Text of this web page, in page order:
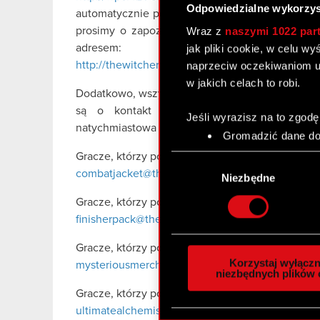
Odpowiedzialne
Wraz z naszymi 1022
jak pliki cookie, w celu
naprzeciw oczekiwaniom
w jakich celach to robi.
Jeśli wyrazisz na to
Gromadzić dane
Identyfikować
Dowiedz się więcej
szczegółów . W
Wykorzystujemy pliki
społecznościowym,
otrzymanymi od Ciebie
zgadasz się na używanie
Niezbędne
Korzystaj
niezbędnych plików
automatycznie przez system automatycznych
prosimy o zapoznanie się z plikiem
adresem:
http://thewitchercom.s3.amazonaws.com/site/
Dodatkowo, wszyscy gracze mający pytania lub
są o kontakt pod specjalnie
natychmiastowa pomoc:
Gracze, którzy powinni otrzymać DLC „Kurtka
combatjacket@thewitcher.com
Gracze, którzy powinni otrzymać DLC „Zestaw
finisherpack@thewitcher.com
Gracze, którzy powinni otrzymać DLC
mysteriousmerchant@thewitcher.com
Gracze, którzy powinni otrzymać DLC „Zestaw
ultimatealchemists@thewitcher.com